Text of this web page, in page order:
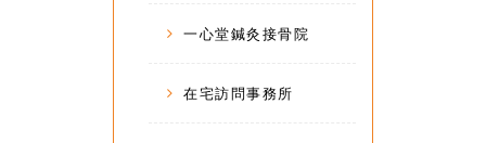
一心堂鍼灸接骨院
在宅訪問事務所